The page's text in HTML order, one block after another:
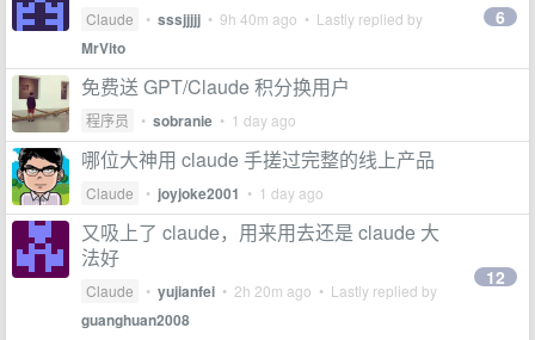
Claude • sssjjjjj • 9h 40m ago • Lastly replied by
MrVito
6
免费送 GPT/Claude 积分换用户
程序员 • sobranie • 1 day ago
哪位大神用 claude 手搓过完整的线上产品
Claude • joyjoke2001 • 1 day ago
又吸上了 claude，用来用去还是 claude 大
法好
Claude • yujianfei • 2h 20m ago • Lastly replied by
guanghuan2008
12